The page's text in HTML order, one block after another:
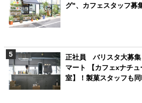
グ"、カフェスタッフ募
正社員 バリスタ大募集
マート 【カフェxナチ
室】！製菓スタッフも